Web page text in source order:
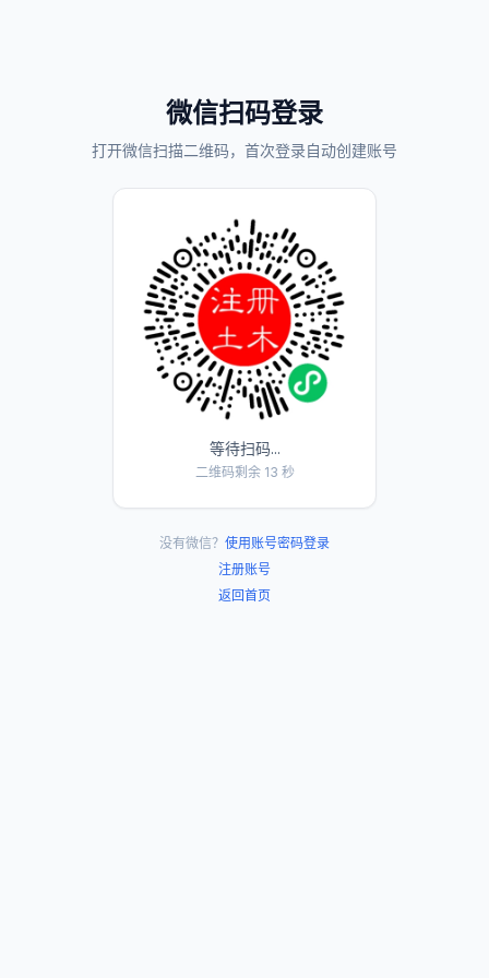
微信扫码登录
打开微信扫描二维码，首次登录自动创建账号
等待扫码...
二维码剩余 13 秒
没有微信？ 使用账号密码登录
注册账号
返回首页